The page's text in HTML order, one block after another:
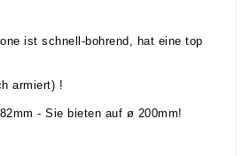
ist schnell-bohrend, hat eine top
armiert) !
- Sie bieten auf ø 200mm!